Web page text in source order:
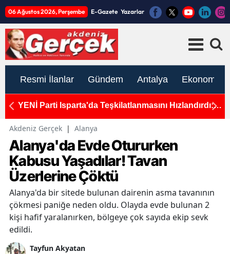
06 Ağustos 2026, Perşembe E-Gazete Yazarlar
Resmi İlanlar Gündem Antalya Ekonomi
YENİ Parti Isparta'da Teşkilatlanmasını Hızlandırdı:
Akdeniz Gerçek | Alanya
Alanya'da Evde Otururken
Kabusu Yaşadılar! Tavan
Üzerlerine Çöktü
Alanya'da bir sitede bulunan dairenin asma tavanının
çökmesi paniğe neden oldu. Olayda evde bulunan 2
kişi hafif yaralanırken, bölgeye çok sayıda ekip sevk
edildi.
Tayfun Akyatan